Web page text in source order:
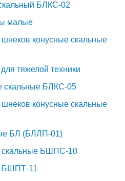
БЛКС-02
малые
конусные скальные
тяжелой техники
скальные БЛКС-05
конусные скальные
БЛ (БЛЛП-01)
скальные БШПС-10
БШПТ-11